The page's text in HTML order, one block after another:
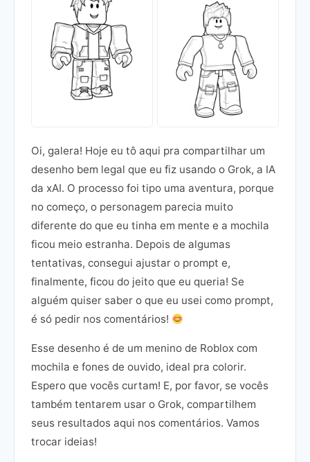
Oi, galera! Hoje eu tô aqui pra compartilhar um
desenho bem legal que eu fiz usando o Grok, a IA
da xAI. O processo foi tipo uma aventura, porque
no começo, o personagem parecia muito
diferente do que eu tinha em mente e a mochila
ficou meio estranha. Depois de algumas
tentativas, consegui ajustar o prompt e,
finalmente, ficou do jeito que eu queria! Se
alguém quiser saber o que eu usei como prompt,
é só pedir nos comentários!
Esse desenho é de um menino de Roblox com
mochila e fones de ouvido, ideal pra colorir.
Espero que vocês curtam! E, por favor, se vocês
também tentarem usar o Grok, compartilhem
seus resultados aqui nos comentários. Vamos
trocar ideias!